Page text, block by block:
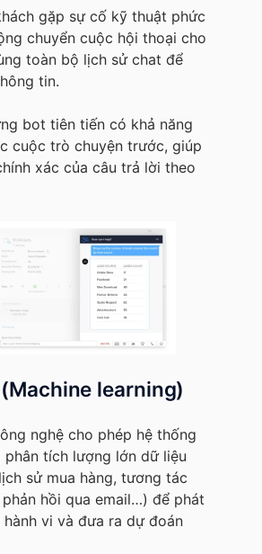
gặp sự cố kỹ thuật phức
chuyển cuộc hội thoại cho
toàn bộ lịch sử chat để
tin.
bot tiên tiến có khả năng
cuộc trò chuyện trước, giúp
xác của câu trả lời theo
learning)
nghệ cho phép hệ thống
phân tích lượng lớn dữ liệu
sử mua hàng, tương tác
hồi qua email…) để phát
hành vi và đưa ra dự đoán